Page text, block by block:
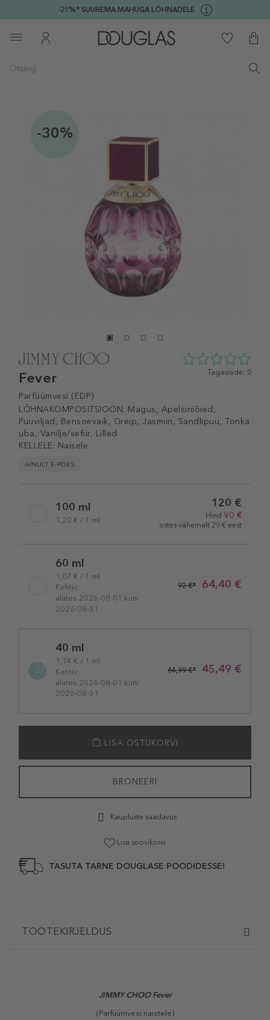
-25%* SUUREMA MAHUGA LÕHNADELE
-30%
Fever
Parfüümvesi (EDP)
LÕHNAKOMPOSITSIOON: Magus, Apelsiniõied,
Puuviljad, Bensoevaik, Greip, Jasmiin, Sandlipuu, Tonka
uba, Vanilje/sefiir, Lilled
KELLELE: Naisele
AINULT E-POES
0
tagasisidest
Tagasiside: 0
variation100 ml
1,20 € / 1 ml
120 €
Hind 90 €
ostes vähemalt 29 € eest
60 ml
1,07 € / 1 ml
Kehtiv:
alates 2026-08-01 kuni
2026-08-31
64,40 €
92 €*
40 ml
1,14 € / 1 ml
Kehtiv:
alates 2026-08-01 kuni
2026-08-31
45,49 €
64,99 €*
LISA OSTUKORVI
BRONEERI
Kaupluste saadavus
Lisa soovikorvi
TASUTA TARNE DOUGLASE POODIDESSE!
TOOTEKIRJELDUS
JIMMY CHOO Fever
(Parfüümvesi naistele)